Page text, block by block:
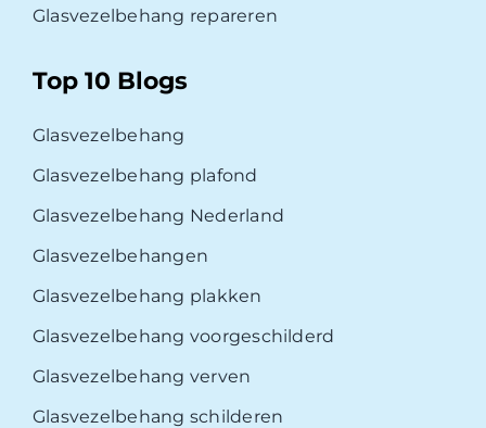
Glasvezelbehang repareren
Top 10 Blogs
Glasvezelbehang
Glasvezelbehang plafond
Glasvezelbehang Nederland
Glasvezelbehangen
Glasvezelbehang plakken
Glasvezelbehang voorgeschilderd
Glasvezelbehang verven
Glasvezelbehang schilderen